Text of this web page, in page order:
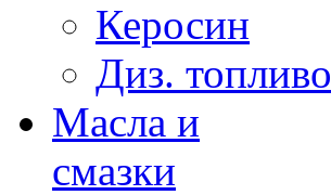
Керосин
Диз. топливо
Масла и
смазки